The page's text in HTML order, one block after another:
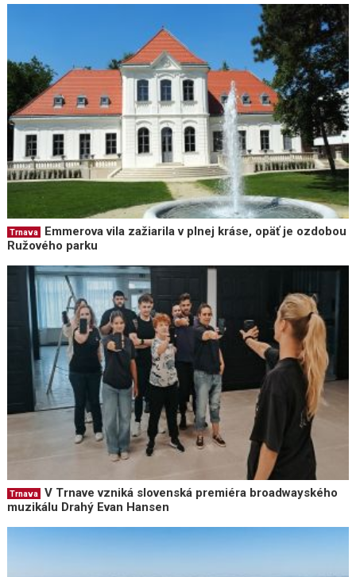
Trnava
Emmerova vila zažiarila v plnej kráse, opäť je ozdobou
Ružového parku
Trnava
V Trnave vzniká slovenská premiéra broadwayského
muzikálu Drahý Evan Hansen